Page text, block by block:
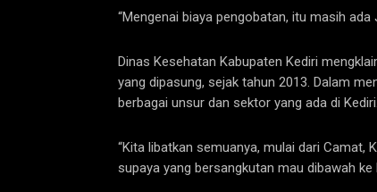
“Mengenai biaya pengobatan, itu masih ada
Dinas Kesehatan Kabupaten Kediri
yang dipasung, sejak tahun 2013. Dalam
berbagai unsur dan sektor yang ada di Kediri.
“Kita libatkan semuanya, mulai dari Camat,
supaya yang bersangkutan mau dibawah ke